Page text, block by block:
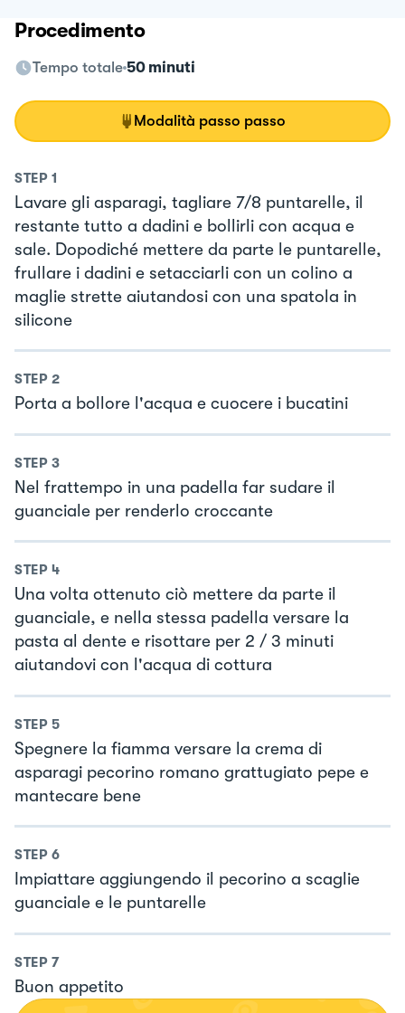
Procedimento
Tempo totale 50 minuti
Modalità passo passo
STEP 1
Lavare gli asparagi, tagliare 7/8 puntarelle, il
restante tutto a dadini e bollirli con acqua e
sale. Dopodiché mettere da parte le puntarelle,
frullare i dadini e setacciarli con un colino a
maglie strette aiutandosi con una spatola in
silicone
STEP 2
Porta a bollore l'acqua e cuocere i bucatini
STEP 3
Nel frattempo in una padella far sudare il
guanciale per renderlo croccante
STEP 4
Una volta ottenuto ciò mettere da parte il
guanciale, e nella stessa padella versare la
pasta al dente e risottare per 2 / 3 minuti
aiutandovi con l'acqua di cottura
STEP 5
Spegnere la fiamma versare la crema di
asparagi pecorino romano grattugiato pepe e
mantecare bene
STEP 6
Impiattare aggiungendo il pecorino a scaglie
guanciale e le puntarelle
STEP 7
Buon appetito